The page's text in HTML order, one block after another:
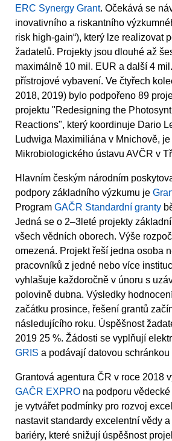
ERC Synergy Grant. Očekává se
inovativního a riskantního
risk high-gain“), který lze realizovat
žadatelů. Projekty jsou dlouhé až
maximálně 10 mil. EUR a další 4
přístrojové vybavení. Ve čtyřech
2018, 2019) bylo podpořeno 89
projektu "Redesigning the
Reactions", který koordinuje Dario
Ludwiga Maximiliána v Mnichově, je
Mikrobiologického ústavu AVČR v
Hlavním českým národním
podpory základního výzkumu je
Program GAČR Standardní granty
Jedná se o 2–3leté projekty
všech vědních oborech. Výše
omezená. Projekt řeší jedna osoba
pracovníků z jedné nebo více
vyhlašuje každoročně v únoru s
polovině dubna. Výsledky
začátku prosince, řešení grantů
následujícího roku. Úspěšnost
2019 25 %. Žádosti se vyplňují
GRIS a podávají datovou schránkou
Grantová agentura ČR v roce 2018
GAČR EXPRO na podporu
je vytvářet podmínky pro rozvoj
nastavit standardy excelentní vědy
bariéry, které snižují úspěšnost